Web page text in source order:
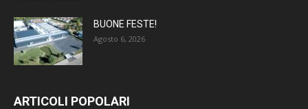
BUONE FESTE!
Agosto 6, 2026
ARTICOLI POPOLARI